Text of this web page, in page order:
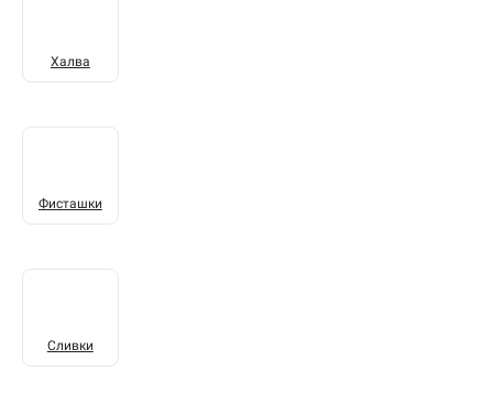
Халва
Фисташки
Сливки